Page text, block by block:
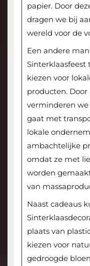
papier. Door
dragen we bij
wereld voor de
Een andere
Sinterklaasfeest
kiezen voor
producten. Door
verminderen
gaat met
lokale
ambachtelijke
omdat ze met
worden
van
Naast cadeaus
plaats van
kiezen voor
gedroogde